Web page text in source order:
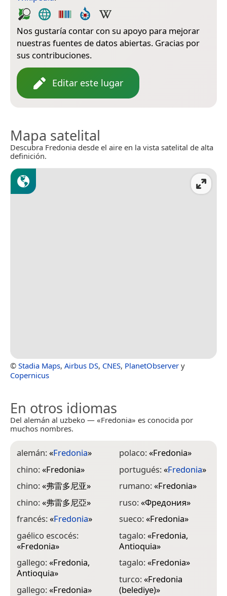
Nos gustaría contar con su apoyo para mejorar
nuestras fuentes de datos abiertas. Gracias por
sus contribuciones.
Editar este lugar
Mapa satelital
Descubra Fredonia desde el aire en la vista satelital de alta
definición.
© Stadia Maps, Airbus DS, CNES, PlanetObserver y
Copernicus
En otros idiomas
Del alemán al uzbeko — «Fredonia» es conocida por
muchos nombres.
alemán:«Fredonia»
chino:«Fredonia»
chino:«弗雷多尼亚»
chino:«弗雷多尼亞»
francés:«Fredonia»
gaélico escocés:
«Fredonia»
gallego:«Fredonia,
Antioquia»
gallego:«Fredonia»
polaco:«Fredonia»
portugués:«Fredonia»
rumano:«Fredonia»
ruso:«Фредония»
sueco:«Fredonia»
tagalo:«Fredonia,
Antioquia»
tagalo:«Fredonia»
turco:«Fredonia
(belediye)»